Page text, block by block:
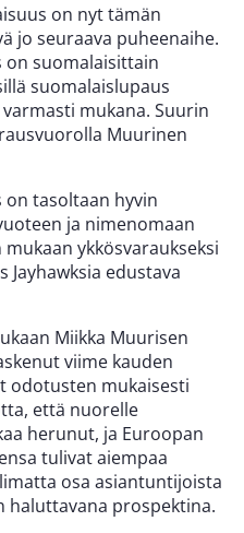
on nyt tämän
jo seuraava puheenaihe.
on suomalaisittain
suomalaislupaus
mukana. Suurin
Muurinen
on tasoltaan hyvin
ja nimenomaan
ykkösvaraukseksi
Jayhawksia edustava
Miikka Muurisen
viime kauden
odotusten mukaisesti
että nuorelle
herunut, ja Euroopan
tulivat aiempaa
osa asiantuntijoista
haluttavana prospektina.